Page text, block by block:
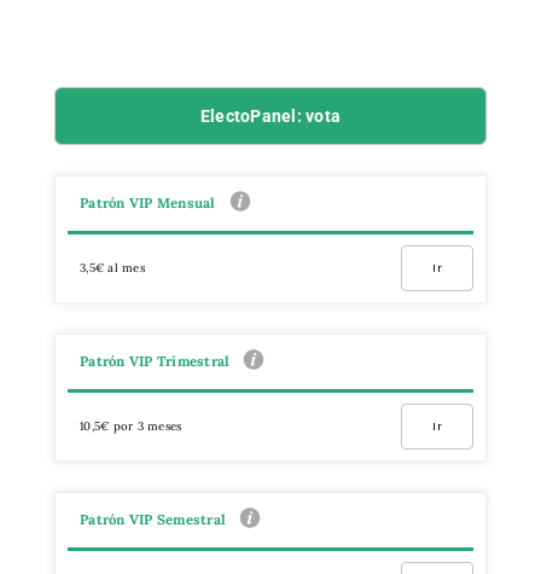
ElectoPanel: vota
Patrón VIP Mensual
3,5€ al mes Ir
Patrón VIP Trimestral
10,5€ por 3 meses Ir
Patrón VIP Semestral